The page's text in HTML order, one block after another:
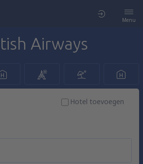
Menu
Airways
Hotel toevoegen